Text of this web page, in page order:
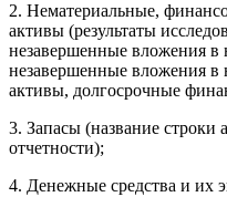
2. Нематериальные,
активы (результаты
незавершенные вложения в
незавершенные вложения
активы, долгосрочные
3. Запасы (название
отчетности);
4. Денежные средства и их